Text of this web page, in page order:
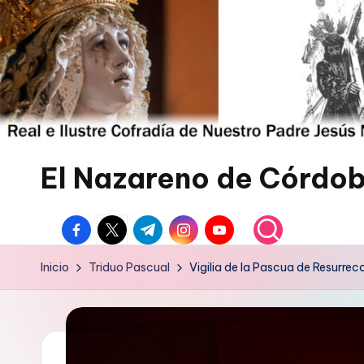
Saltar
al
contenido
El Nazareno de
Web
la
Nazareno
facebook.com
twitter.com
t.me instagram.com
youtube.com
Inicio Triduo Pascual Vigilia de la Pascua de